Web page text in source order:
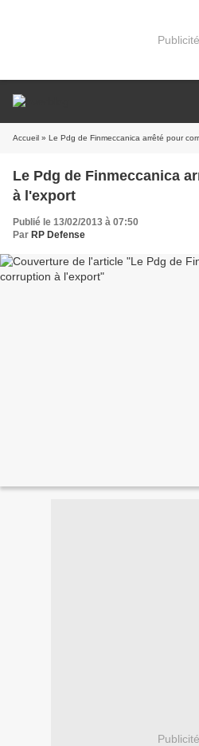
Publicité
Accueil » Le Pdg de Finmeccanica arrêté pour
Le Pdg de Finmeccanica
à l'export
Publié le 13/02/2013 à 07:50
Par RP Defense
Publicité